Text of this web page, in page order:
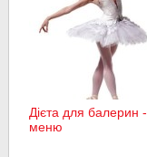
Дієта для балерин -
меню